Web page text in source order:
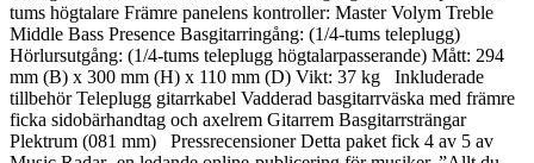
tums högtalare Främre panelens kontroller: Master Volym Treble
Middle Bass Presence Basgitarringång: (1/4-tums teleplugg)
Hörlursutgång: (1/4-tums teleplugg högtalarpasserande) Mått: 294
mm (B) x 300 mm (H) x 110 mm (D) Vikt: 37 kg Inkluderade
tillbehör Teleplugg gitarrkabel Vadderad basgitarrväska med främre
ficka sidobärhandtag och axelrem Gitarrem Basgitarrsträngar
Plektrum (081 mm) Pressrecensioner Detta paket fick 4 av 5 av